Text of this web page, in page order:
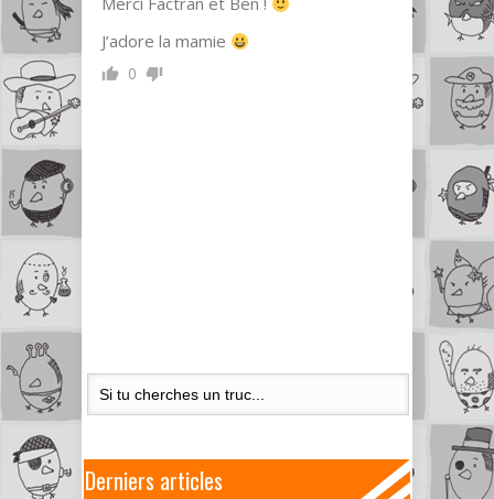
J’adore la mamie
0
Derniers articles